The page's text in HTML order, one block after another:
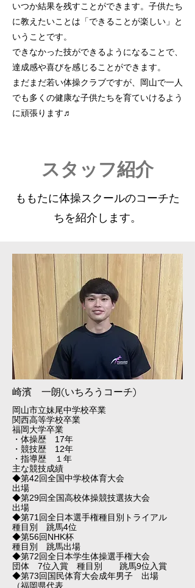
いつか結果を残すことができます。 子供たち
に教えたいことは「できることが楽しい」と
いうことです。
できなかった技ができるようになることで、
達成感や喜びを感じることができます。
まだまだ若い体操クラブですが、岡山で一人
でも多くの健康な子供たちを育ていけるよう
に頑張ります♬
​スタッフ紹介
​ももたに体操スクールのコーチた
ちを紹介します。
​崎濱 一朗(いちろうコーチ)
岡山市立妹尾中学校卒業
関西高等学校卒業
福岡大学卒業
・体操歴 17年
・競技歴 12年
・指導歴 １年
主な競技成績
◆第42回全国中学校体育大会
出場
◆第29回全国高校体操競技選抜大会
出場
◆第71回全日本選手権種目別トライアル
種目別 跳馬4位
◆第56回NHK杯
種目別 跳馬出場
◆第72回全日本学生体操選手権大会
団体 7位入賞 種目別 跳馬9位入賞
◆第73回国民体育大会成年男子 出場
（福岡県代表